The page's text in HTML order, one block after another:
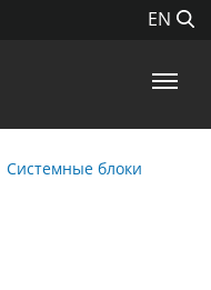
EN
Системные блоки